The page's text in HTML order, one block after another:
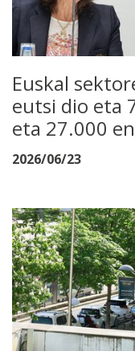
Euskal
eutsi dio eta
eta 27.000
2026/06/23